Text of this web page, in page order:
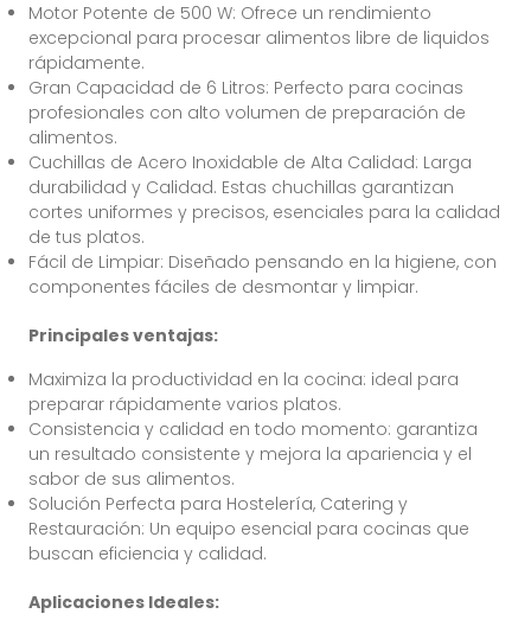
Motor Potente de 500 W: Ofrece un rendimiento
excepcional para procesar alimentos libre de liquidos
rápidamente.
Gran Capacidad de 6 Litros: Perfecto para cocinas
profesionales con alto volumen de preparación de
alimentos.
Cuchillas de Acero Inoxidable de Alta Calidad: Larga
durabilidad y Calidad. Estas chuchillas garantizan
cortes uniformes y precisos, esenciales para la calidad
de tus platos.
Fácil de Limpiar: Diseñado pensando en la higiene, con
componentes fáciles de desmontar y limpiar.
Principales ventajas:
Maximiza la productividad en la cocina: ideal para
preparar rápidamente varios platos.
Consistencia y calidad en todo momento: garantiza
un resultado consistente y mejora la apariencia y el
sabor de sus alimentos.
Solución Perfecta para Hostelería, Catering y
Restauración: Un equipo esencial para cocinas que
buscan eficiencia y calidad.
Aplicaciones Ideales: